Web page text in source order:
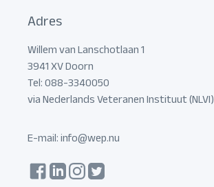
Adres
Willem van Lanschotlaan 1
3941 XV Doorn
Tel: 088-3340050
via Nederlands Veteranen Instituut (NLVI)
E-mail:info@wep.nu